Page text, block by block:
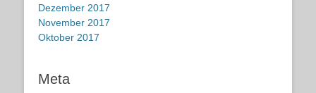
Dezember 2017
November 2017
Oktober 2017
Meta